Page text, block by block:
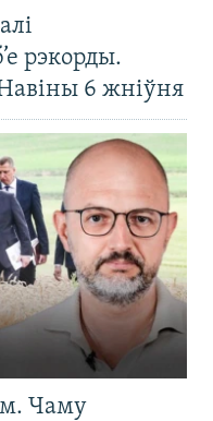
рэкорды.
6 жніўня
Чаму